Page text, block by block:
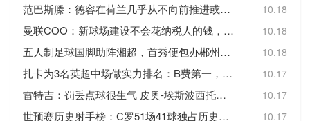
范巴斯滕：德容在荷兰几乎从不向前推进或转移球，这令人失望 10.18
曼联COO：新球场建设不会花纳税人的钱，曼联自行承担20亿镑费用 10.18
五人制足球国脚助阵湘超，首秀便包办郴州队三个进球 10.18
扎卡为3名英超中场做实力排名：B费第一，维尔茨第二，帕尔默第三 10.17
雷特吉：罚丢点球很生气 皮奥-埃斯波西托踢得非常好 10.17
世预赛历史射手榜：C罗51场41球独占历史射手王，梅西72场36球第3 10.17